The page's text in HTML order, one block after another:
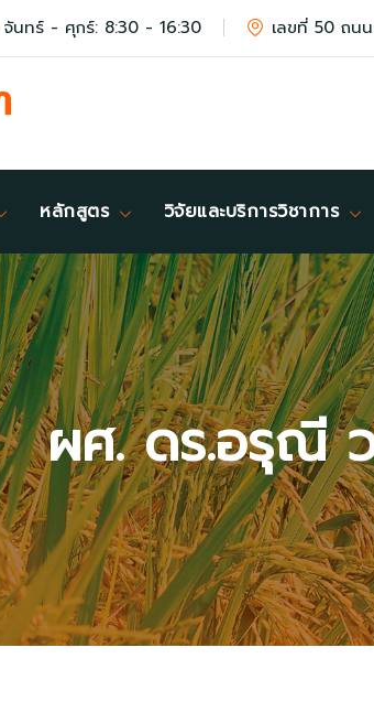
จันทร์ - ศุกร์: 8:30 - 16:30 เลขที่ 50 ถน
หลักสูตร วิจัยและบริการวิชาการ
ผศ. ดร.อรุณี